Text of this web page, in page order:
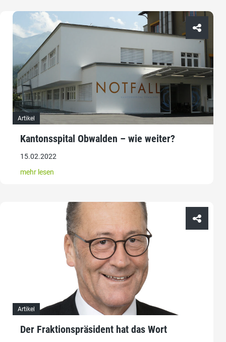
Artikel
Kantonsspital Obwalden – wie weiter?
15.02.2022
mehr lesen
Artikel
Der Fraktionspräsident hat das Wort